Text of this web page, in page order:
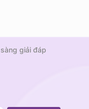
giải đáp